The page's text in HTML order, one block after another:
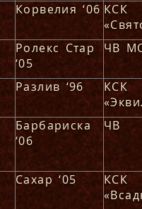
Корвелия ‘06 КСК
Ролекс Стар
‘05
ЧВ
Разлив ‘96
КСК
Барбариска
‘06
ЧВ
Сахар ‘05
КСК